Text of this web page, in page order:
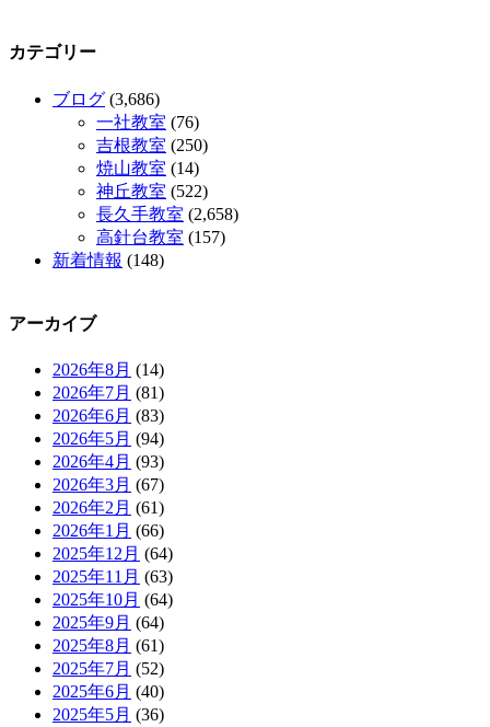
カテゴリー
ブログ (3,686)
一社教室 (76)
吉根教室 (250)
焼山教室 (14)
神丘教室 (522)
長久手教室 (2,658)
高針台教室 (157)
新着情報 (148)
アーカイブ
2026年8月 (14)
2026年7月 (81)
2026年6月 (83)
2026年5月 (94)
2026年4月 (93)
2026年3月 (67)
2026年2月 (61)
2026年1月 (66)
2025年12月 (64)
2025年11月 (63)
2025年10月 (64)
2025年9月 (64)
2025年8月 (61)
2025年7月 (52)
2025年6月 (40)
2025年5月 (36)